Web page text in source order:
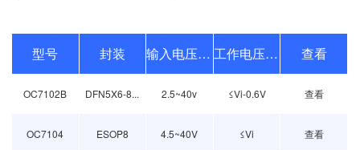
型号 封装 输入电压范围 工作电压范围 查看
OC7102B DFN5X6-8... 2.5~40v ≤Vi-0.6V 查看
OC7104 ESOP8 4.5~40V ≤Vi 查看